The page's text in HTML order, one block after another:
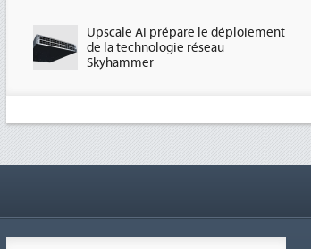
Upscale AI prépare le déploiement
de la technologie réseau
Skyhammer